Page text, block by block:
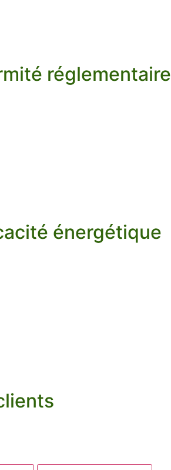
réglementaire
énergétique